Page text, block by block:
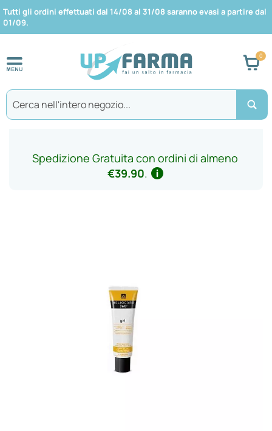
Tutti gli ordini effettuati dal 14/08 al 31/08 saranno evasi a partire dal
01/09.
Spedizione Gratuita con ordini di almeno
€39.90.